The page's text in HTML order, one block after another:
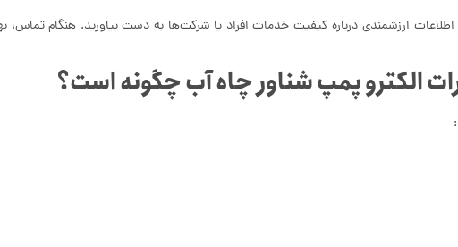
اطلاعات ارزشمندی درباره کیفیت خدمات افراد یا شرکت‌ها به دست بیاورید. هنگام
الکترو پمپ شناور چاه آب چگونه است؟